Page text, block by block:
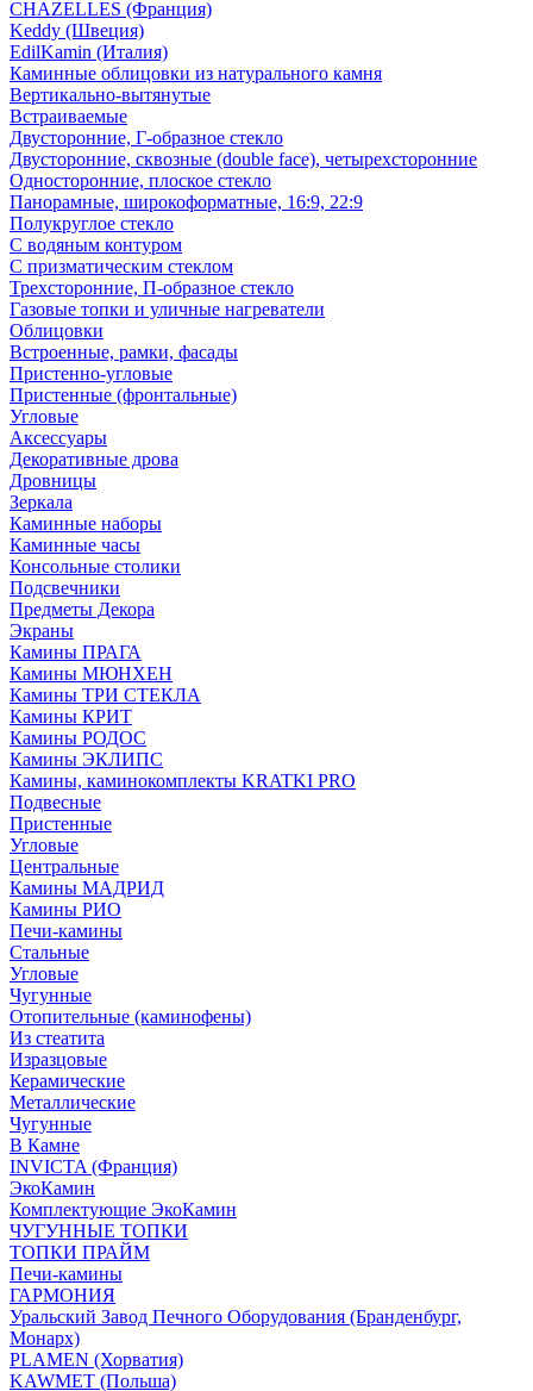
CHAZELLES (Франция)
Keddy (Швеция)
EdilKamin (Италия)
Каминные облицовки из натурального камня
Вертикально-вытянутые
Встраиваемые
Двусторонние, Г-образное стекло
Двусторонние, сквозные (double face), четырехсторонние
Односторонние, плоское стекло
Панорамные, широкоформатные, 16:9, 22:9
Полукруглое стекло
С водяным контуром
С призматическим стеклом
Трехсторонние, П-образное стекло
Газовые топки и уличные нагреватели
Облицовки
Встроенные, рамки, фасады
Пристенно-угловые
Пристенные (фронтальные)
Угловые
Аксессуары
Декоративные дрова
Дровницы
Зеркала
Каминные наборы
Каминные часы
Консольные столики
Подсвечники
Предметы Декора
Экраны
Камины ПРАГА
Камины МЮНХЕН
Камины ТРИ СТЕКЛА
Камины КРИТ
Камины РОДОС
Камины ЭКЛИПС
Камины, каминокомплекты KRATKI PRO
Подвесные
Пристенные
Угловые
Центральные
Камины МАДРИД
Камины РИО
Печи-камины
Стальные
Угловые
Чугунные
Отопительные (каминофены)
Из стеатита
Изразцовые
Керамические
Металлические
Чугунные
В Камне
INVICTA (Франция)
ЭкоКамин
Комплектующие ЭкоКамин
ЧУГУННЫЕ ТОПКИ
ТОПКИ ПРАЙМ
Печи-камины
ГАРМОНИЯ
Уральский Завод Печного Оборудования (Бранденбург,
Монарх)
PLAMEN (Хорватия)
KAWMET (Польша)